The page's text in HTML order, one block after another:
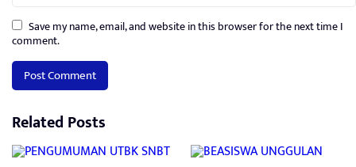
Save my name, email, and website in this browser for the next time I
comment.
Related Posts